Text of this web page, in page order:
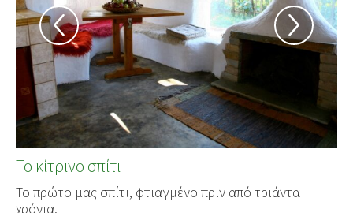
Το κίτρινο σπίτι
Το πρώτο μας σπίτι, φτιαγμένο πριν από τριάντα
χρόνια.